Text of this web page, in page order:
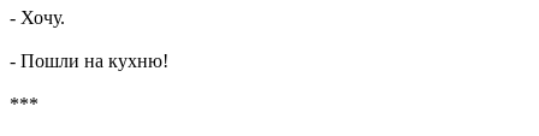
- Хочу.
- Пошли на кухню!
***